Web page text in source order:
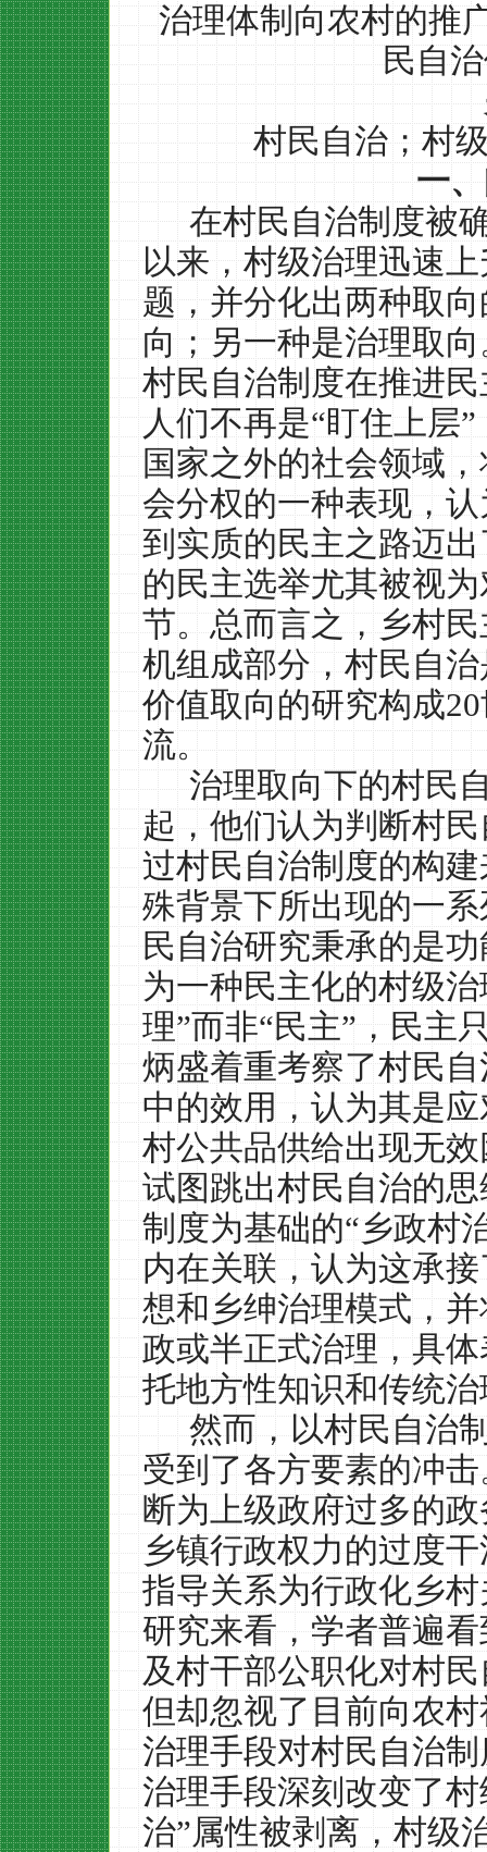
治理体制向农村的推
民自
村民自治；村
一
在村民自治制度被
以来，村级治理迅速
题，并分化出两种取
向；另一种是治理取
村民自治制度在推进
人们不再是“盯住上层
国家之外的社会领域
会分权的一种表现，
到实质的民主之路迈
的民主选举尤其被视
节。总而言之，乡村
机组成部分，村民自
价值取向的研究构成20
流。
治理取向下的村民
起，他们认为判断村
过村民自治制度的构
殊背景下所出现的一
民自治研究秉承的是
为一种民主化的村级
理”而非“民主”，民主
炳盛着重考察了村民
中的效用，认为其是
村公共品供给出现无
试图跳出村民自治的
制度为基础的“乡政村
内在关联，认为这承
想和乡绅治理模式，
政或半正式治理，具
托地方性知识和传统
然而，以村民自治
受到了各方要素的冲
断为上级政府过多的
乡镇行政权力的过度
指导关系为行政化乡
研究来看，学者普遍
及村干部公职化对村
但却忽视了目前向农
治理手段对村民自治
治理手段深刻改变了
治”属性被剥离，村级